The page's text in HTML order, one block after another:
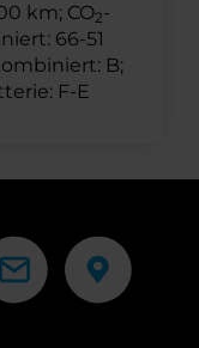
km; CO2-
66-51
B;
F-E